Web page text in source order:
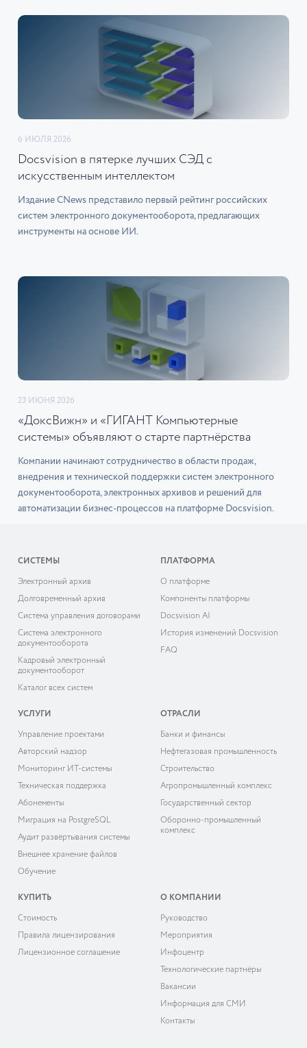
6 ИЮЛЯ 2026
Docsvision в пятерке лучших СЭД с
искусственным интеллектом
Издание CNews представило первый рейтинг российских
систем электронного документооборота, предлагающих
инструменты на основе ИИ.
23 ИЮНЯ 2026
«ДоксВижн» и «ГИГАНТ Компьютерные
системы» объявляют о старте партнёрства
Компании начинают сотрудничество в области продаж,
внедрения и технической поддержки систем электронного
документооборота, электронных архивов и решений для
автоматизации бизнес-процессов на платформе Docsvision.
СИСТЕМЫ
Электронный архив
Долговременный архив
Система управления договорами
Система электронного
документооборота
Кадровый электронный
документооборот
Каталог всех систем
ПЛАТФОРМА
О платформе
Компоненты платформы
Docsvision AI
История изменений Docsvision
FAQ
УСЛУГИ
Управление проектами
Авторский надзор
Мониторинг ИТ-системы
Техническая поддержка
Абонементы
Миграция на PostgreSQL
Аудит развёртывания системы
Внешнее хранение файлов
Обучение
ОТРАСЛИ
Банки и финансы
Нефтегазовая промышленность
Строительство
Агропромышленный комплекс
Государственный сектор
Оборонно-промышленный
комплекс
КУПИТЬ
Cтоимость
Правила лицензирования
Лицензионное соглашение
О КОМПАНИИ
Руководство
Мероприятия
Инфоцентр
Технологические партнёры
Вакансии
Информация для СМИ
Контакты